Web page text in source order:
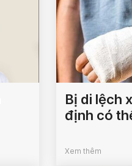
Bị di lệch
định có
Xem thêm